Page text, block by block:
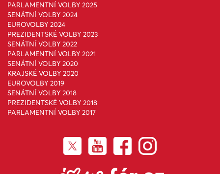
PARLAMENTNÍ VOLBY 2025
SENÁTNÍ VOLBY 2024
EUROVOLBY 2024
PREZIDENTSKÉ VOLBY 2023
SENÁTNÍ VOLBY 2022
PARLAMENTNÍ VOLBY 2021
SENÁTNÍ VOLBY 2020
KRAJSKÉ VOLBY 2020
EUROVOLBY 2019
SENÁTNÍ VOLBY 2018
PREZIDENTSKÉ VOLBY 2018
PARLAMENTNÍ VOLBY 2017